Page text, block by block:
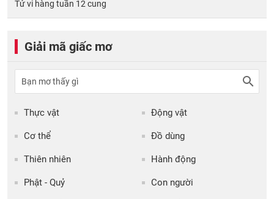
Tử vi hàng tuần 12 cung
Giải mã giấc mơ
Thực vật Động vật
Cơ thể Đồ dùng
Thiên nhiên Hành động
Phật - Quỷ Con người